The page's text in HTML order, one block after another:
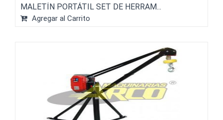
MALETÍN PORTÁTIL SET DE HERRAM...
Agregar al Carrito